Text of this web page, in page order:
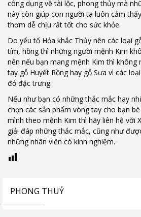
công dụng về tài lộc, phong thủy mà
này còn giúp con người ta luôn cảm
thơm dễ chịu rất tốt cho sức khỏe.
Do yếu tố Hỏa khắc Thủy nên các loại
tím, hồng thì những người mệnh Kim
nên nếu bạn mang mệnh Kim thì không
tay gỗ Huyết Rồng hay gỗ Sưa vì các
đỏ đặc trưng.
Nếu như bạn có những thắc mắc hay
chọn các sản phẩm vòng tay cho bạn
mình theo mệnh Kim thì hãy liên hệ với
giải đáp những thắc mắc, cũng như
những nhân viên có kinh nghiệm.
PHONG THUỶ